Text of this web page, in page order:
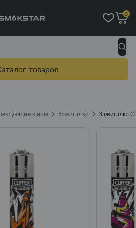
товаров
0
к ним Зажигалки Зажигалка